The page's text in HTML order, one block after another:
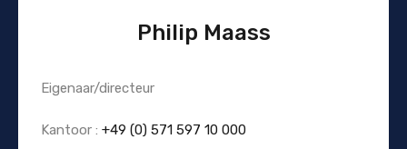
Philip Maass
Eigenaar/directeur
Kantoor : +49 (0) 571 597 10 000